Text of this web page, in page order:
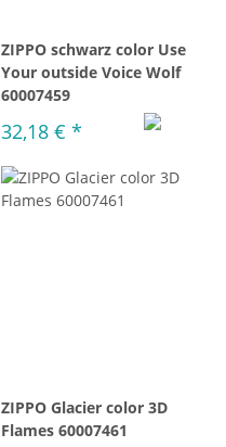
ZIPPO schwarz color Use
Your outside Voice Wolf
60007459
32,18 € *
ZIPPO Glacier color 3D
Flames 60007461